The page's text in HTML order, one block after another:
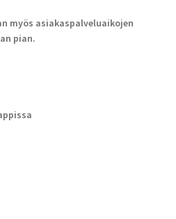
myös asiakaspalveluaikojen
pian.